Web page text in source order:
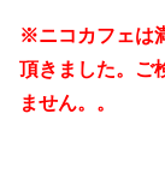
※ニコカフェは
頂きました。ご
ません。。